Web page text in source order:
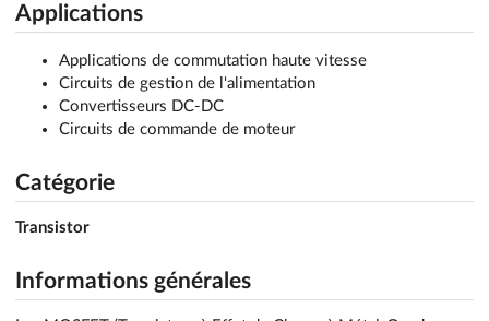
Applications
Applications de commutation haute vitesse
Circuits de gestion de l'alimentation
Convertisseurs DC-DC
Circuits de commande de moteur
Catégorie
Transistor
Informations générales